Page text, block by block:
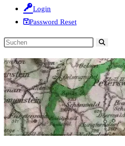
Login
Password Reset
Diese
durchsuchen